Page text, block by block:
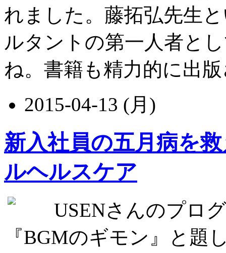
れました。藤拓弘先生
ルタントの第一人者と
ね。書籍も精力的に出
2015-04-13 (月)
新入社員の五月病を
ルヘルスケア
USENさんのプロ
『BGMのギモン』と題